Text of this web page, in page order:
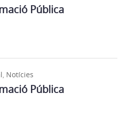
Pública
, Notícies
Pública